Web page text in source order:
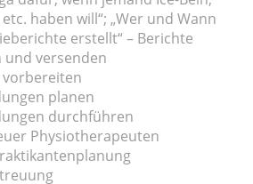
haben will“; „Wer und Wann
erstellt“ – Berichte
versenden
vorbereiten
planen
durchführen
Physiotherapeuten